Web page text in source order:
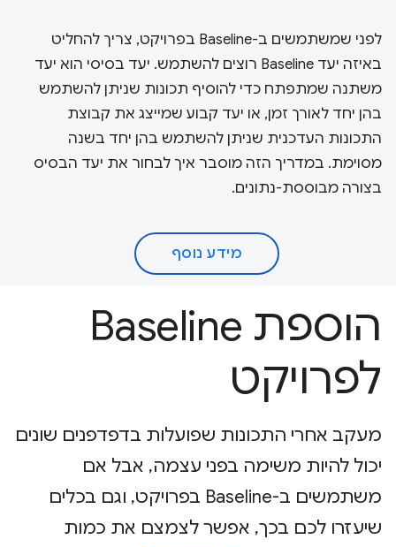
לפני שמשתמשים ב-Baseline בפרויקט, צריך להחליט
באיזה יעד Baseline רוצים להשתמש. יעד בסיסי הוא יעד
משתנה שמתפתח כדי להוסיף תכונות שניתן להשתמש
בהן יחד לאורך זמן, או יעד קבוע שמייצג את קבוצת
התכונות העדכנית שניתן להשתמש בהן יחד בשנה
מסוימת. במדריך הזה מוסבר איך לבחור את יעד הבסיס
בצורה מבוססת-נתונים.
מידע נוסף
הוספת Baseline
לפרויקט
מעקב אחרי התכונות שפועלות בדפדפנים שונים
יכול להיות משימה בפני עצמה, אבל אם
משתמשים ב-Baseline בפרויקט, וגם בכלים
שיעזרו לכם בכך, אפשר לצמצם את כמות